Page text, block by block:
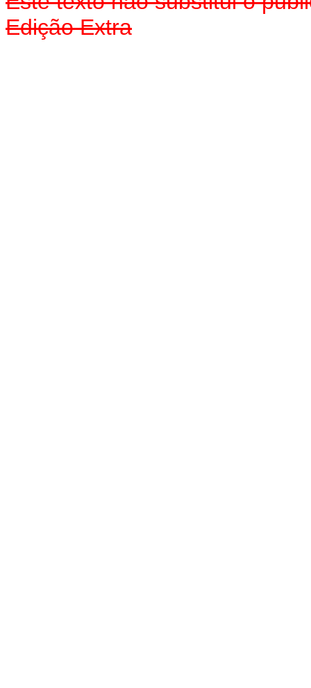
Edição Extra